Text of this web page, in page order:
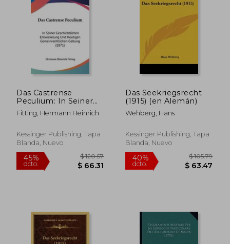
Das Castrense
Peculium: In Seiner
Geschichtlichen
Entwickelung Und
Gemeinrechtlichen
Geltung (1871) (en
Fitting, Hermann Heinrich
Kessinger Publishing, Tapa
Blanda, Nuevo
Das Seekriegsrecht
(1915) (en Alemán)
Wehberg, Hans
Kessinger Publishing, Tapa
Blanda, Nuevo